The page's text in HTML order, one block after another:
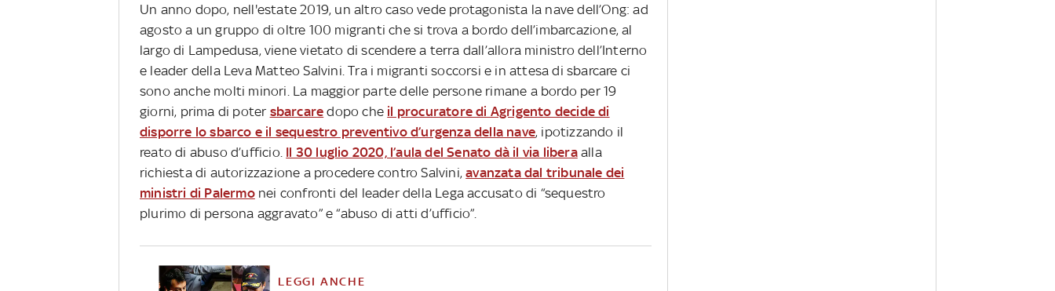
Un anno dopo, nell'estate 2019, un altro caso vede protagonista la nave dell’Ong: ad
agosto a un gruppo di oltre 100 migranti che si trova a bordo dell’imbarcazione, al
largo di Lampedusa, viene vietato di scendere a terra dall’allora ministro dell’Interno
e leader della Leva Matteo Salvini. Tra i migranti soccorsi e in attesa di sbarcare ci
sono anche molti minori. La maggior parte delle persone rimane a bordo per 19
giorni, prima di poter sbarcare dopo che il procuratore di Agrigento decide di
disporre lo sbarco e il sequestro preventivo d’urgenza della nave, ipotizzando il
reato di abuso d’ufficio. Il 30 luglio 2020, l’aula del Senato dà il via liberaalla
richiesta di autorizzazione a procedere contro Salvini,avanzata dal tribunale dei
ministri di Palermonei confronti del leader della Lega accusato di “sequestro
plurimo di persona aggravato” e “abuso di atti d’ufficio”.
LEGGI ANCHE